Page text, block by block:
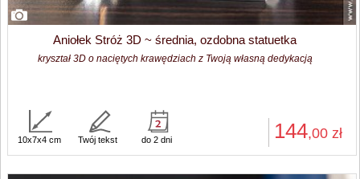
Aniołek Stróż 3D ~ średnia, ozdobna statuetka
kryształ 3D o naciętych krawędziach z Twoją własną dedykacją
144,00 zł
10x7x4 cm Twój tekst do 2 dni